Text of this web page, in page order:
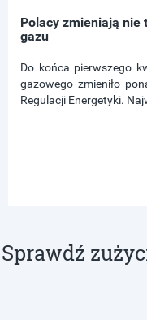
Polacy zmieniają nie
gazu
Do końca pierwszego
gazowego zmieniło
Regulacji Energetyki.
Sprawdź